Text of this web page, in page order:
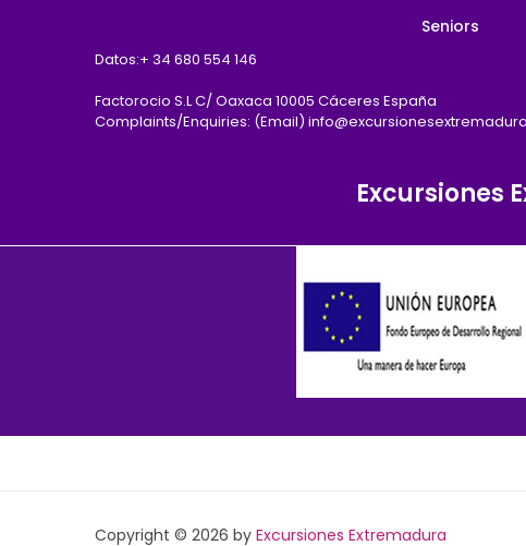
Seniors
Datos:+ 34 680 554 146
Factorocio S.L C/ Oaxaca 10005 Cáceres España
Complaints/Enquiries: (Email)
Excursiones
Copyright © 2026 by Excursiones Extremadura